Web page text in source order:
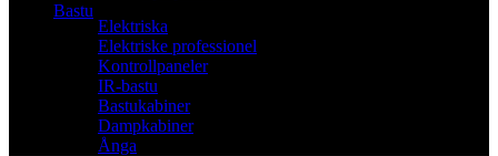
Bastu
Elektriska
Elektriske professionel
Kontrollpaneler
IR-bastu
Bastukabiner
Dampkabiner
Ånga